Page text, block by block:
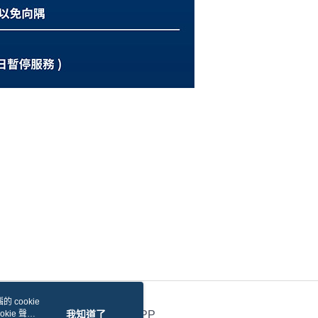
官方APP
的 cookie
聲明
我知道了